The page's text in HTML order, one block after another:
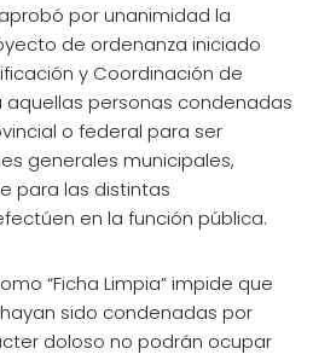
por unanimidad la
de ordenanza iniciado
y Coordinación de
aquellas personas condenadas
o federal para ser
generales municipales,
para las distintas
en la función pública.
“Ficha Limpia” impide que
sido condenadas por
doloso no podrán ocupar